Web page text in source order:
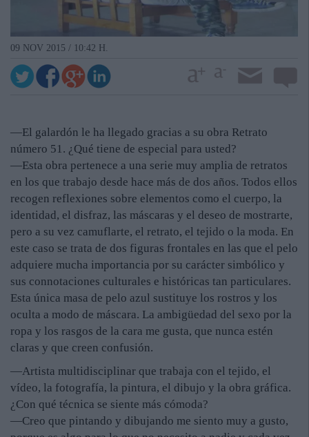
09 NOV 2015 / 10:42 H.
—El galardón le ha llegado gracias a su obra Retrato
número 51. ¿Qué tiene de especial para usted?
—Esta obra pertenece a una serie muy amplia de retratos
en los que trabajo desde hace más de dos años. Todos ellos
recogen reflexiones sobre elementos como el cuerpo, la
identidad, el disfraz, las máscaras y el deseo de mostrarte,
pero a su vez camuflarte, el retrato, el tejido o la moda. En
este caso se trata de dos figuras frontales en las que el pelo
adquiere mucha importancia por su carácter simbólico y
sus connotaciones culturales e históricas tan particulares.
Esta única masa de pelo azul sustituye los rostros y los
oculta a modo de máscara. La ambigüedad del sexo por la
ropa y los rasgos de la cara me gusta, que nunca estén
claras y que creen confusión.
—Artista multidisciplinar que trabaja con el tejido, el
vídeo, la fotografía, la pintura, el dibujo y la obra gráfica.
¿Con qué técnica se siente más cómoda?
—Creo que pintando y dibujando me siento muy a gusto,